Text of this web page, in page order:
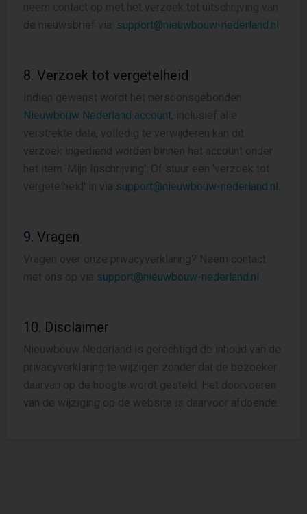
neem contact op met het verzoek tot uitschrijving van
de nieuwsbrief via: support@nieuwbouw-nederland.nl
8. Verzoek tot vergetelheid
Indien gewenst wordt het persoonsgebonden
Nieuwbouw Nederland account, inclusief alle
verstrekte data, volledig te verwijderen kan dit
verzoek ingediend worden binnen het account onder
het item 'Mijn Inschrijving'. Of stuur een 'verzoek tot
vergetelheid' in via support@nieuwbouw-nederland.nl
9. Vragen
Vragen over onze privacyverklaring? Neem contact
met ons op via support@nieuwbouw-nederland.nl
10. Disclaimer
Nieuwbouw Nederland is gerechtigd de inhoud van de
privacyverklaring te wijzigen zonder dat de bezoeker
daarvan op de hoogte wordt gesteld. Het doorvoeren
van de wijziging op de website is daarvoor afdoende.